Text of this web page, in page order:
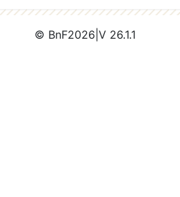
© BnF2026 V 26.1.1